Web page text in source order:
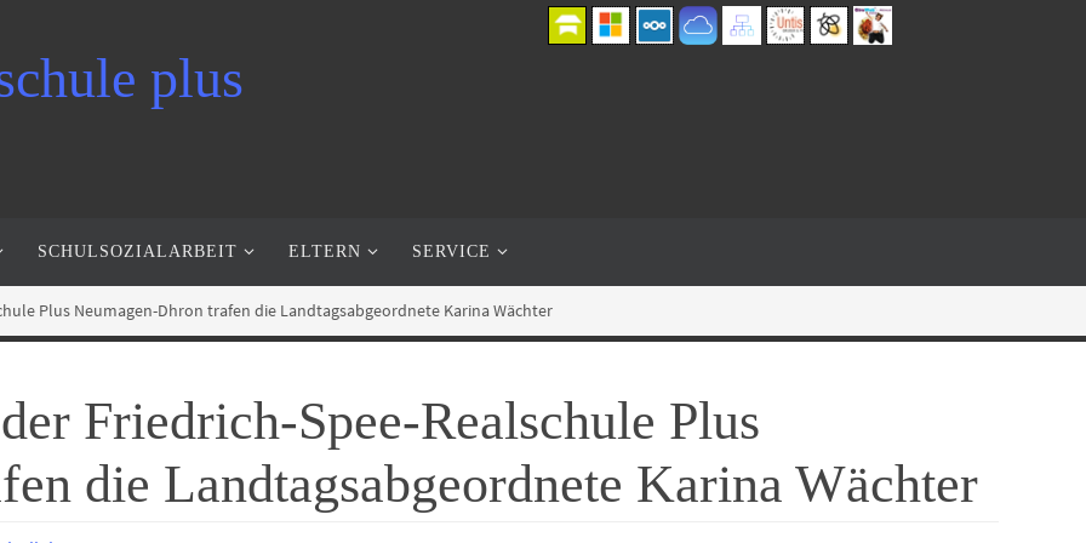
plus
SCHULSOZIALARBEIT ELTERN SERVICE
Plus Neumagen-Dhron trafen die Landtagsabgeordnete Karina Wächter
Friedrich-Spee-Realschule Plus
die Landtagsabgeordnete Karina Wächter